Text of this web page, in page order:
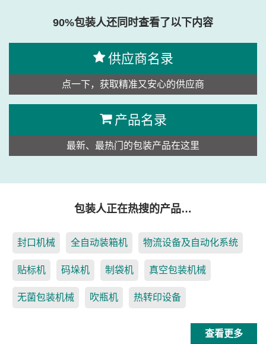
90%包装人还同时查看了以下内容
供应商名录
点一下，获取精准又安心的供应商
产品名录
最新、最热门的包装产品在这里
包装人正在热搜的产品…
封口机械 全自动装箱机 物流设备及自动化系统
贴标机 码垛机 制袋机 真空包装机械
无菌包装机械 吹瓶机 热转印设备
查看更多